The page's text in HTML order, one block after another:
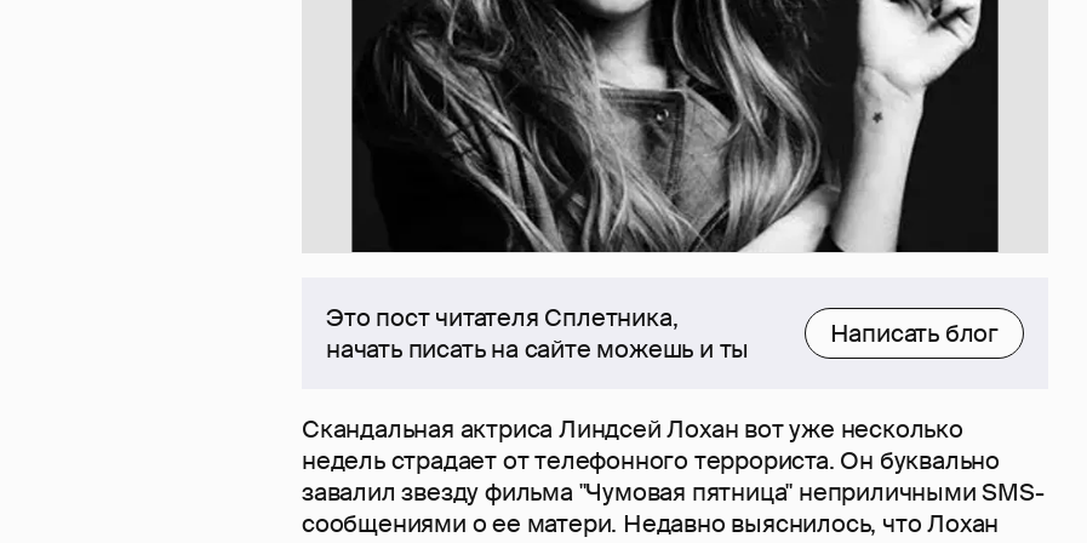
Это пост читателя Сплетника,
начать писать на сайте можешь и ты
Написать блог
Скандальная актриса Линдсей Лохан вот уже несколько
недель страдает от телефонного террориста. Он буквально
завалил звезду фильма "Чумовая пятница" неприличными SMS-
сообщениями о ее матери. Недавно выяснилось, что Лохан